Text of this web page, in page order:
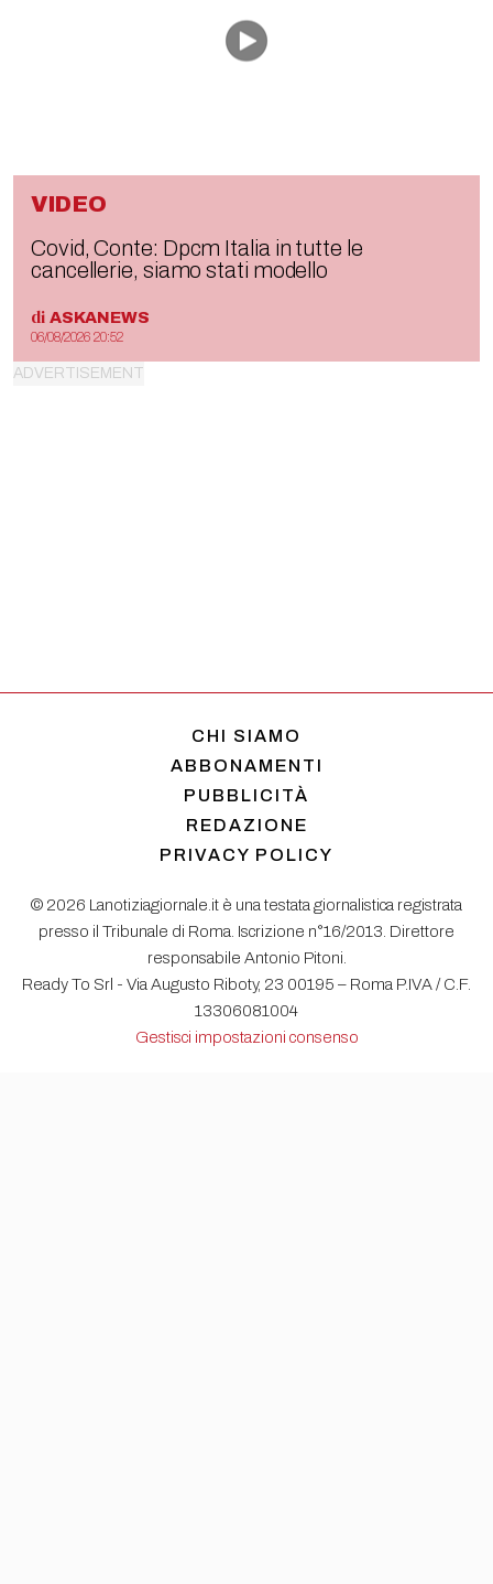
VIDEO
Covid, Conte: Dpcm Italia in tutte le
cancellerie, siamo stati modello
di ASKANEWS
06/08/2026 20:52
CHI SIAMO
ABBONAMENTI
PUBBLICITÀ
REDAZIONE
PRIVACY POLICY
© 2026 Lanotiziagiornale.it è una testata giornalistica registrata
presso il Tribunale di Roma. Iscrizione n°16/2013. Direttore
responsabile Antonio Pitoni.
Ready To Srl - Via Augusto Riboty, 23 00195 – Roma P.IVA / C.F.
13306081004
Gestisci impostazioni consenso